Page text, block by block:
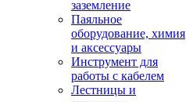
заземление
Паяльное
оборудование, химия
и аксессуары
Инструмент для
работы с кабелем
Лестницы и